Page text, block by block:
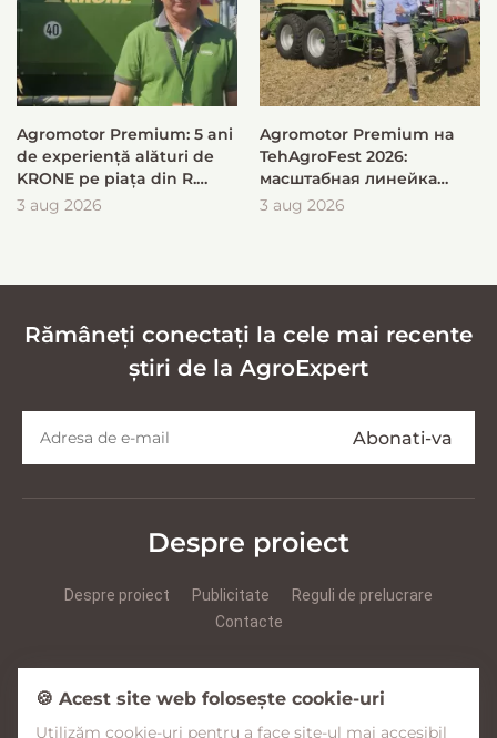
Agromotor Premium: 5 ani
de experiență alături de
KRONE pe piața din R.
Moldova
3 aug 2026
Agromotor Premium на
TehAgroFest 2026:
масштабная линейка
KRONE для быстрой и
3 aug 2026
Rămâneți conectați la cele mai recente
știri de la AgroExpert
Despre proiect
Despre proiect Publicitate
Reguli de prelucrare
Contacte
🍪 Acest site web folosește cookie-uri
Utilizăm cookie-uri pentru a face site-ul mai accesibil